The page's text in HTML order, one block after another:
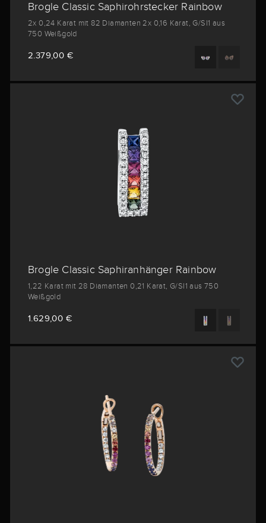
Brogle Classic Saphirohrstecker Rainbow
2x 0,24 Karat mit 82 Diamanten 2x 0,16 Karat, G/SI1 aus
750 Weißgold
2.379,00 €
Brogle Classic Saphiranhänger Rainbow
1,22 Karat mit 28 Diamanten 0,21 Karat, G/SI1 aus 750
Weißgold
1.629,00 €